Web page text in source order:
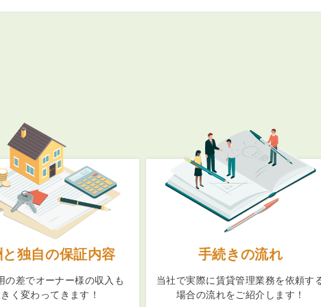
独自の保証内容
の差でオーナー様の収入も
く変わってきます！
手続きの流れ
当社で実際に賃貸管理業務を依頼す
場合の流れをご紹介します！